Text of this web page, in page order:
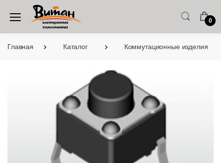
0
Главная Каталог Коммутационные изделия